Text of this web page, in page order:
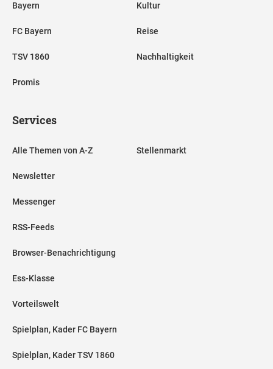
Bayern
FC Bayern
TSV 1860
Promis
Kultur
Reise
Nachhaltigkeit
Services
Alle Themen von A-Z
Newsletter
Messenger
RSS-Feeds
Browser-Benachrichtigung
Ess-Klasse
Vorteilswelt
Spielplan, Kader FC Bayern
Spielplan, Kader TSV 1860
Stellenmarkt